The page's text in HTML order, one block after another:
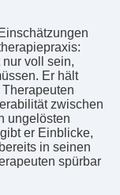
voll sein,
Er hält
zwischen
ungelösten
er Einblicke,
in seinen
spürbar